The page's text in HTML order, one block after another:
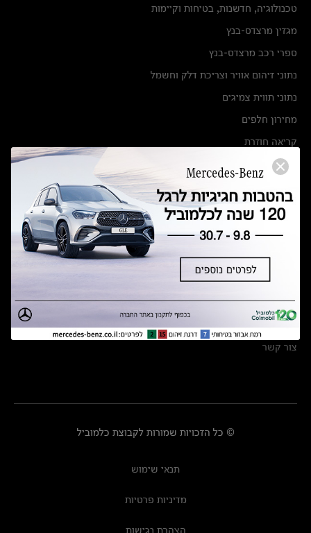
טכנולוגיה, חדשנות, בטיחות וקיימות
מגזין מרצדס-בנץ
ספרי רכב מרצדס-בנץ
נתוני זיהום אוויר וצריכת דלק וחשמל
נתוני תווית צמיגים
מחירון חלפים
קריאה חוזרת
הודעה על הטבות לרכבי מרצדס בהסדר פשרה בתצ 56447-02-19
תקנון ימי מכירות 120 לכלמוביל
מצאו אותנו
אולמות תצוגה
מרכזי שירות
צור קשר
© כל הזכויות שמורות לקבוצת כלמוביל
תנאי שימוש
מדיניות פרטיות
הצהרת נגישות